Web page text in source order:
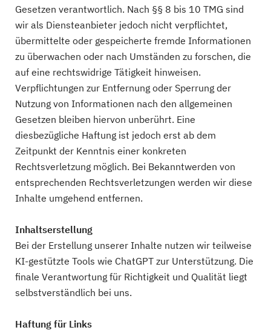
Gesetzen verantwortlich. Nach §§ 8 bis 10 TMG sind
wir als Diensteanbieter jedoch nicht verpflichtet,
übermittelte oder gespeicherte fremde Informationen
zu überwachen oder nach Umständen zu forschen, die
auf eine rechtswidrige Tätigkeit hinweisen.
Verpflichtungen zur Entfernung oder Sperrung der
Nutzung von Informationen nach den allgemeinen
Gesetzen bleiben hiervon unberührt. Eine
diesbezügliche Haftung ist jedoch erst ab dem
Zeitpunkt der Kenntnis einer konkreten
Rechtsverletzung möglich. Bei Bekanntwerden von
entsprechenden Rechtsverletzungen werden wir diese
Inhalte umgehend entfernen.
Inhaltserstellung
Bei der Erstellung unserer Inhalte nutzen wir teilweise
KI-gestützte Tools wie ChatGPT zur Unterstützung. Die
finale Verantwortung für Richtigkeit und Qualität liegt
selbstverständlich bei uns.
Haftung für Links